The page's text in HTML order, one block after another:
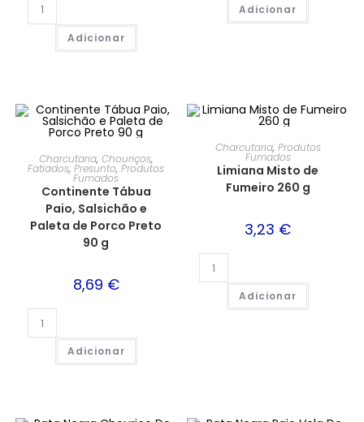
Adicionar
Adicionar
Charcutaria,Chouriços,
Fatiados,Presunto,Produtos
Fumados
Continente Tábua
Paio, Salsichão e
Paleta de Porco Preto
90 g
8,69 €
Adicionar
Charcutaria, Produtos
Fumados
Limiana Misto de
Fumeiro 260 g
3,23 €
Adicionar